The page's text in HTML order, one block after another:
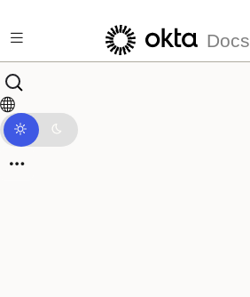
Docs